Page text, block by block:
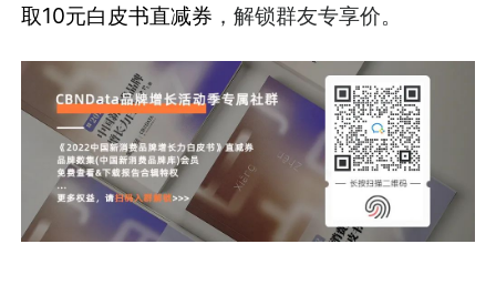
取10元白皮书直减券 ，解锁群友专享价。